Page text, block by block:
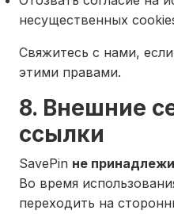
несущественных
Свяжитесь с нами,
этими правами.
8. Внешние
ссылки
SavePin не
Во время
переходить на